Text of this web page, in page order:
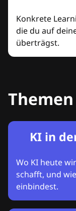
Konkrete
die du auf
überträgst.
Themen
KI in
Wo KI heute
schafft, und
einbindest.